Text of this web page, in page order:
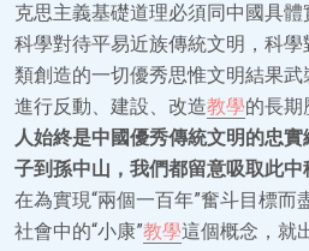
克思主義基礎道理必須同中國具
科學對待平易近族傳統文明，科
類創造的一切優秀思惟文明結果
進行反動、建設、改造教學的長期
人始終是中國優秀傳統文明的忠
子到孫中山，我們都留意吸取此中
在為實現“兩個一百年”奮斗目標而
社會中的“小康”教學這個概念，就